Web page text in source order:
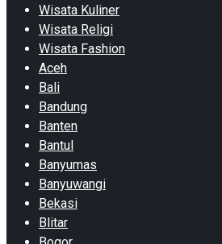
Wisata Kuliner
Wisata Religi
Wisata Fashion
Aceh
Bali
Bandung
Banten
Bantul
Banyumas
Banyuwangi
Bekasi
Blitar